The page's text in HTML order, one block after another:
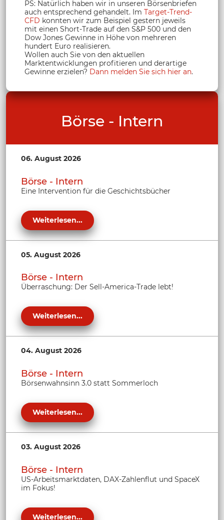
PS: Natürlich haben wir in unseren Börsenbriefen
auch entsprechend gehandelt. Im Target-Trend-
CFD konnten wir zum Beispiel gestern jeweils
mit einen Short-Trade auf den S&P 500 und den
Dow Jones Gewinne in Höhe von mehreren
hundert Euro realisieren.
Wollen auch Sie von den aktuellen
Marktentwicklungen profitieren und derartige
Gewinne erzielen? Dann melden Sie sich hier an.
Börse - Intern
06. August 2026
Börse - Intern
Eine Intervention für die Geschichtsbücher
Weiterlesen...
05. August 2026
Börse - Intern
Überraschung: Der Sell-America-Trade lebt!
Weiterlesen...
04. August 2026
Börse - Intern
Börsenwahnsinn 3.0 statt Sommerloch
Weiterlesen...
03. August 2026
Börse - Intern
US-Arbeitsmarktdaten, DAX-Zahlenflut und SpaceX
im Fokus!
Weiterlesen...